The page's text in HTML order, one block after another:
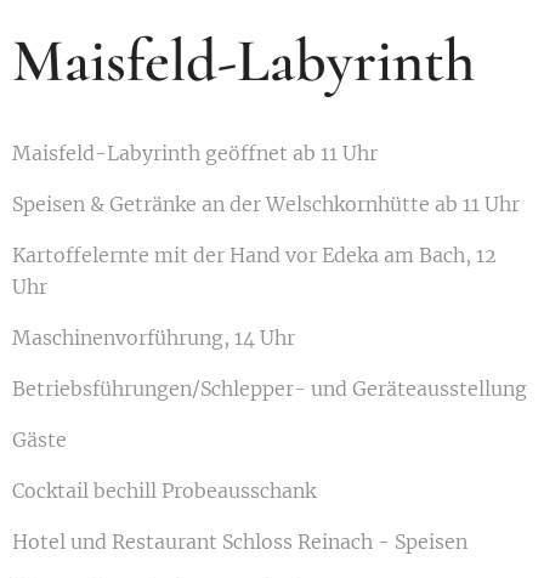
Maisfeld-Labyrinth
Maisfeld-Labyrinth geöffnet ab 11 Uhr
Speisen & Getränke an der Welschkornhütte ab 11 Uhr
Kartoffelernte mit der Hand vor Edeka am Bach, 12
Uhr
Maschinenvorführung, 14 Uhr
Betriebsführungen/Schlepper- und Geräteausstellung
Gäste
Cocktail bechill Probeausschank
Hotel und Restaurant Schloss Reinach - Speisen